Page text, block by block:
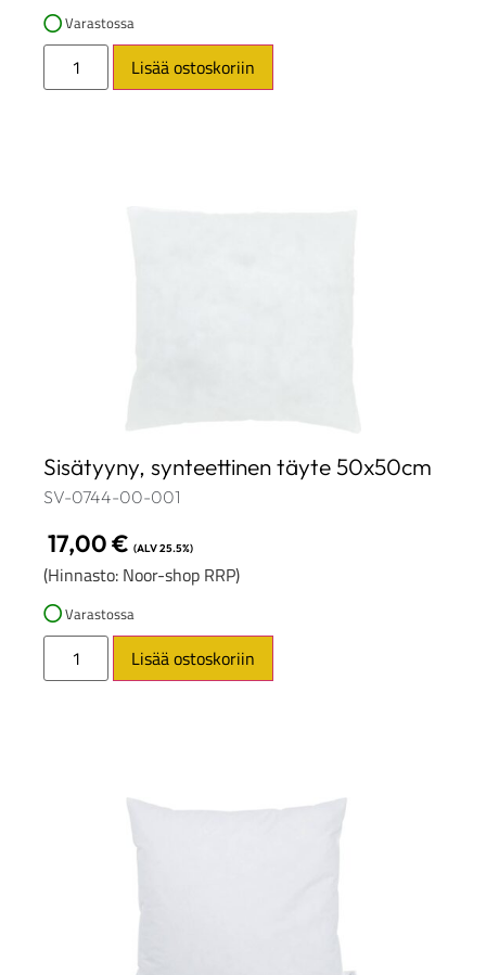
Varastossa
Lisää ostoskoriin
Sisätyyny, synteettinen täyte 50x50cm
SV-0744-00-001
17,00€ (ALV 25.5%)
(Hinnasto: Noor-shop RRP)
Varastossa
Lisää ostoskoriin